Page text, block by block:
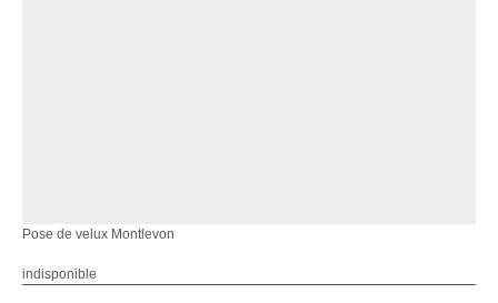
Pose de velux Montlevon
indisponible